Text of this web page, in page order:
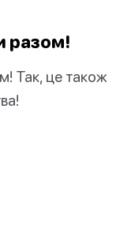
разом!
Так, це також